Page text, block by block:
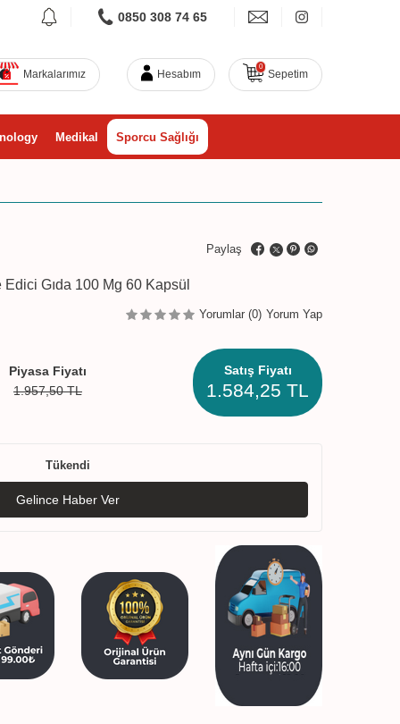
0850 308 74 65
Markalarımız Hesabım
0
Sepetim
Medikal Sporcu Sağlığı
Paylaş
Gıda 100 Mg 60 Kapsül
Yorumlar (0) Yorum Yap
Piyasa Fiyatı
1.957,50TL
Satış Fiyatı
1.584,25 TL
Tükendi
Gelince Haber Ver